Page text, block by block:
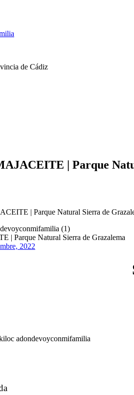
de Cádiz
| Parque
| Parque Natural Sierra de
| Parque Natural Sierra de Grazalema
2022